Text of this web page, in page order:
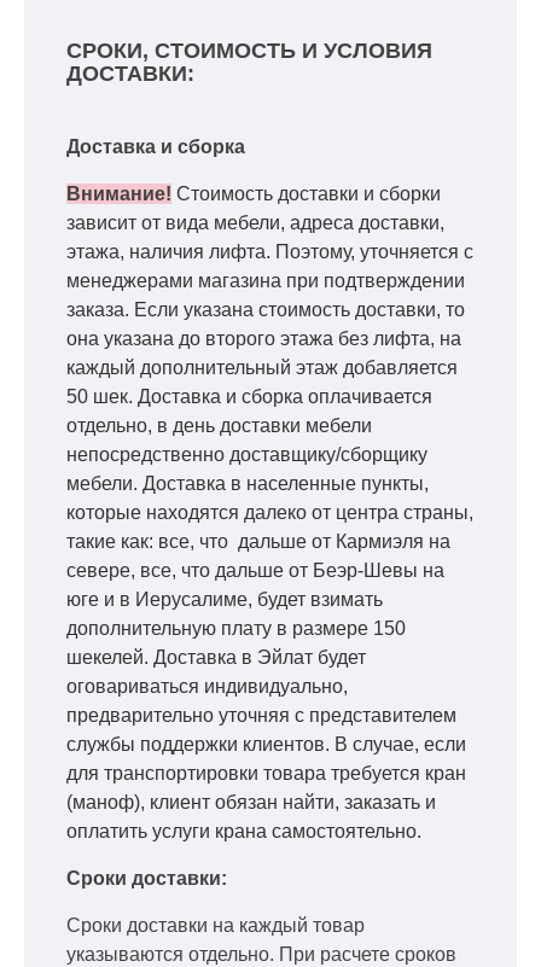
СРОКИ, СТОИМОСТЬ И УСЛОВИЯ
ДОСТАВКИ:
Доставка и сборка
Внимание! Стоимость доставки и сборки
зависит от вида мебели, адреса доставки,
этажа, наличия лифта. Поэтому, уточняется с
менеджерами магазина при подтверждении
заказа. Если указана стоимость доставки, то
она указана до второго этажа без лифта, на
каждый дополнительный этаж добавляется
50 шек. Доставка и сборка оплачивается
отдельно, в день доставки мебели
непосредственно доставщику/сборщику
мебели. Доставка в населенные пункты,
которые находятся далеко от центра страны,
такие как: все, что дальше от Кармиэля на
севере, все, что дальше от Беэр-Шевы на
юге и в Иерусалиме, будет взимать
дополнительную плату в размере 150
шекелей. Доставка в Эйлат будет
оговариваться индивидуально,
предварительно уточняя с представителем
службы поддержки клиентов. В случае, если
для транспортировки товара требуется кран
(маноф), клиент обязан найти, заказать и
оплатить услуги крана самостоятельно.
Сроки доставки:
Сроки доставки на каждый товар
указываются отдельно. При расчете сроков